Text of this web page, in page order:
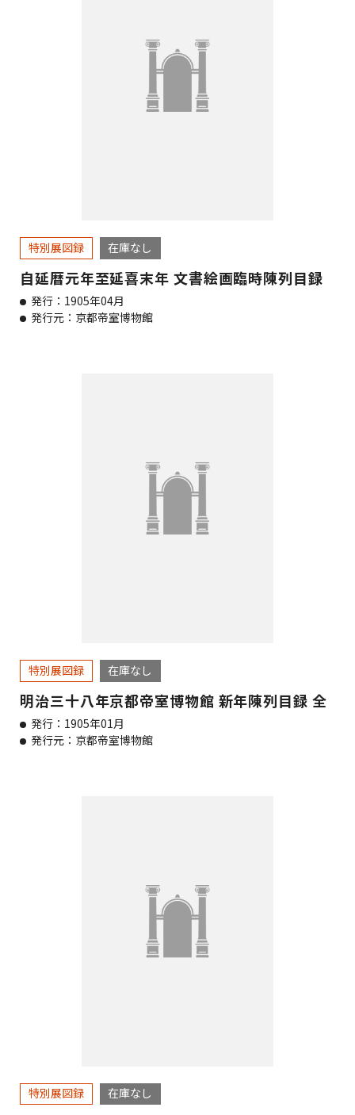
特別展図録 在庫なし
自延暦元年至延喜末年 文書絵画臨時陳列目録
発行：1905年04月
発行元：京都帝室博物館
特別展図録 在庫なし
明治三十八年京都帝室博物館 新年陳列目録 全
発行：1905年01月
発行元：京都帝室博物館
特別展図録 在庫なし